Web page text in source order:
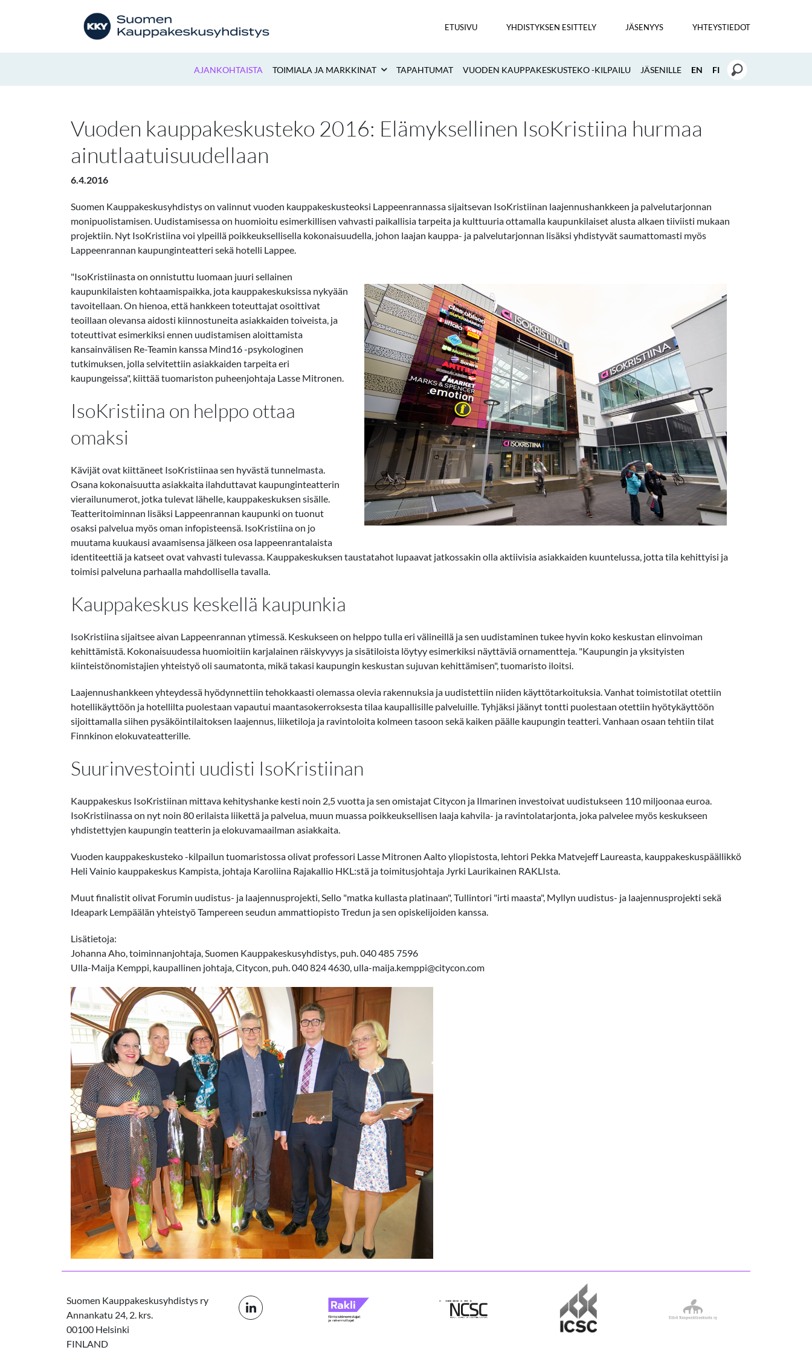
ETUSIVU YHDISTYKSEN ESITTELY JÄSENYYS YHTEYSTIEDOT
AJANKOHTAISTA TOIMIALA JA MARKKINAT TAPAHTUMAT VUODEN KAUPPAKESKUSTEKO -KILPAILU JÄSENILLE EN FI
Vuoden kauppakeskusteko 2016: Elämyksellinen IsoKristiina hurmaa
ainutlaatuisuudellaan
6.4.2016
Suomen Kauppakeskusyhdistys on valinnut vuoden kauppakeskusteoksi Lappeenrannassa sijaitsevan IsoKristiinan laajennushankkeen ja palvelutarjonnan
monipuolistamisen. Uudistamisessa on huomioitu esimerkillisen vahvasti paikallisia tarpeita ja kulttuuria ottamalla kaupunkilaiset alusta alkaen tiiviisti mukaan
projektiin. Nyt IsoKristiina voi ylpeillä poikkeuksellisella kokonaisuudella, johon laajan kauppa- ja palvelutarjonnan lisäksi yhdistyvät saumattomasti myös
Lappeenrannan kaupunginteatteri sekä hotelli Lappee.
"IsoKristiinasta on onnistuttu luomaan juuri sellainen
kaupunkilaisten kohtaamispaikka, jota kauppakeskuksissa nykyään
tavoitellaan. On hienoa, että hankkeen toteuttajat osoittivat
teoillaan olevansa aidosti kiinnostuneita asiakkaiden toiveista, ja
toteuttivat esimerkiksi ennen uudistamisen aloittamista
kansainvälisen Re-Teamin kanssa Mind16 -psykologinen
tutkimuksen, jolla selvitettiin asiakkaiden tarpeita eri
kaupungeissa", kiittää tuomariston puheenjohtaja Lasse Mitronen.
IsoKristiina on helppo ottaa
omaksi
Kävijät ovat kiittäneet IsoKristiinaa sen hyvästä tunnelmasta.
Osana kokonaisuutta asiakkaita ilahduttavat kaupunginteatterin
vierailunumerot, jotka tulevat lähelle, kauppakeskuksen sisälle.
Teatteritoiminnan lisäksi Lappeenrannan kaupunki on tuonut
osaksi palvelua myös oman infopisteensä. IsoKristiina on jo
muutama kuukausi avaamisensa jälkeen osa lappeenrantalaista
identiteettiä ja katseet ovat vahvasti tulevassa. Kauppakeskuksen taustatahot lupaavat jatkossakin olla aktiivisia asiakkaiden kuuntelussa, jotta tila kehittyisi ja
toimisi palveluna parhaalla mahdollisella tavalla.
Kauppakeskus keskellä kaupunkia
IsoKristiina sijaitsee aivan Lappeenrannan ytimessä. Keskukseen on helppo tulla eri välineillä ja sen uudistaminen tukee hyvin koko keskustan elinvoiman
kehittämistä. Kokonaisuudessa huomioitiin karjalainen räiskyvyys ja sisätiloista löytyy esimerkiksi näyttäviä ornamentteja. "Kaupungin ja yksityisten
kiinteistönomistajien yhteistyö oli saumatonta, mikä takasi kaupungin keskustan sujuvan kehittämisen", tuomaristo iloitsi.
Laajennushankkeen yhteydessä hyödynnettiin tehokkaasti olemassa olevia rakennuksia ja uudistettiin niiden käyttötarkoituksia. Vanhat toimistotilat otettiin
hotellikäyttöön ja hotellilta puolestaan vapautui maantasokerroksesta tilaa kaupallisille palveluille. Tyhjäksi jäänyt tontti puolestaan otettiin hyötykäyttöön
sijoittamalla siihen pysäköintilaitoksen laajennus, liiketiloja ja ravintoloita kolmeen tasoon sekä kaiken päälle kaupungin teatteri. Vanhaan osaan tehtiin tilat
Finnkinon elokuvateatterille.
Suurinvestointi uudisti IsoKristiinan
Kauppakeskus IsoKristiinan mittava kehityshanke kesti noin 2,5 vuotta ja sen omistajat Citycon ja Ilmarinen investoivat uudistukseen 110 miljoonaa euroa.
IsoKristiinassa on nyt noin 80 erilaista liikettä ja palvelua, muun muassa poikkeuksellisen laaja kahvila- ja ravintolatarjonta, joka palvelee myös keskukseen
yhdistettyjen kaupungin teatterin ja elokuvamaailman asiakkaita.
Vuoden kauppakeskusteko -kilpailun tuomaristossa olivat professori Lasse Mitronen Aalto yliopistosta, lehtori Pekka Matvejeff Laureasta, kauppakeskuspäällikkö
Heli Vainio kauppakeskus Kampista, johtaja Karoliina Rajakallio HKL:stä ja toimitusjohtaja Jyrki Laurikainen RAKLIsta.
Muut finalistit olivat Forumin uudistus- ja laajennusprojekti, Sello "matka kullasta platinaan", Tullintori "irti maasta", Myllyn uudistus- ja laajennusprojekti sekä
Ideapark Lempäälän yhteistyö Tampereen seudun ammattiopisto Tredun ja sen opiskelijoiden kanssa.
Lisätietoja:
Johanna Aho, toiminnanjohtaja, Suomen Kauppakeskusyhdistys, puh. 040 485 7596
Ulla-Maija Kemppi, kaupallinen johtaja, Citycon, puh. 040 824 4630, ulla-maija.kemppi@citycon.com
Suomen Kauppakeskusyhdistys ry
Annankatu 24, 2. krs.
00100 Helsinki
FINLAND